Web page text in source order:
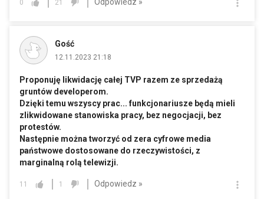
0 21 Odpowiedz »
Gość
12.11.2023 21:18
Proponuję likwidację całej TVP razem ze sprzedażą
gruntów developerom.
Dzięki temu wszyscy prac... funkcjonariusze będą mieli
zlikwidowane stanowiska pracy, bez negocjacji, bez
protestów.
Następnie można tworzyć od zera cyfrowe media
państwowe dostosowane do rzeczywistości, z
marginalną rolą telewizji.
11 1 Odpowiedz »